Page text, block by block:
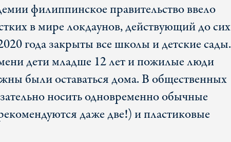
филиппинское правительство ввело
в мире локдаунов, действующий до сих
года закрыты все школы и детские сады.
дети младше 12 лет и пожилые люди
были оставаться дома. В общественных
носить одновременно обычные
даже две!) и пластиковые